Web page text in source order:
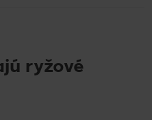
ryžové